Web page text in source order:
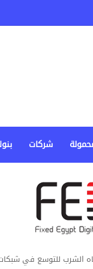
شركات
الشرب للتوسع في